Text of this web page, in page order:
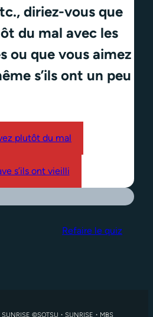
diriez-vous que
du mal avec les
ou que vous aimez
s’ils ont un peu
plutôt du mal
s’ils ont vieilli
Refaire le quiz
©SOTSU・SUNRISE・MBS